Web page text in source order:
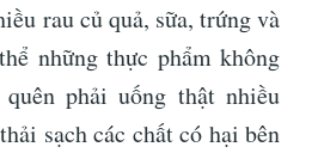
rau củ quả, sữa, trứng và
những thực phẩm không
phải uống thật nhiều
sạch các chất có hại bên